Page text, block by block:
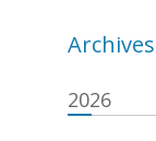
Archives
2026